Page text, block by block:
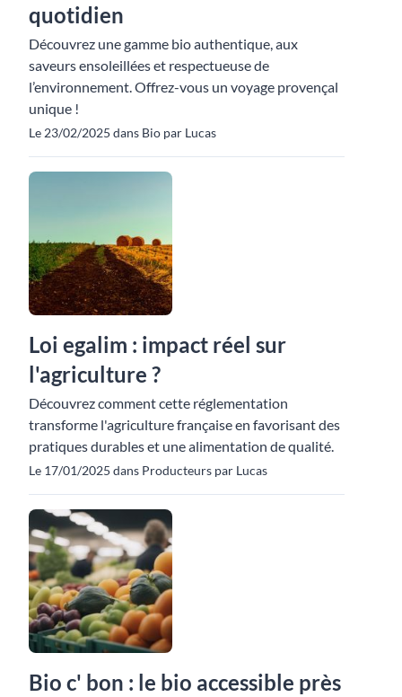
quotidien
Découvrez une gamme bio authentique, aux
saveurs ensoleillées et respectueuse de
l’environnement. Offrez-vous un voyage provençal
unique !
Le 23/02/2025 dans Bio par Lucas
Loi egalim : impact réel sur
l'agriculture ?
Découvrez comment cette réglementation
transforme l'agriculture française en favorisant des
pratiques durables et une alimentation de qualité.
Le 17/01/2025 dans Producteurs par Lucas
Bio c' bon : le bio accessible près